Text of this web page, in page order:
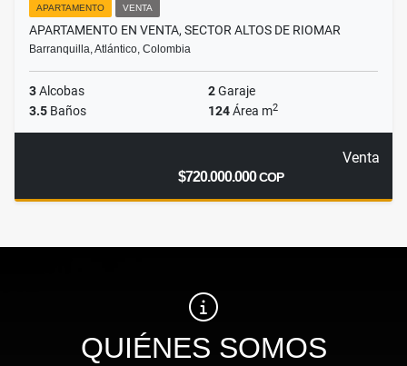
APARTAMENTO VENTA
APARTAMENTO EN VENTA, SECTOR ALTOS DE RIOMAR
Barranquilla, Atlántico, Colombia
3Alcobas 2Garaje
3.5 Baños 124Área m2
Venta
$720.000.000COP
QUIÉNES SOMOS